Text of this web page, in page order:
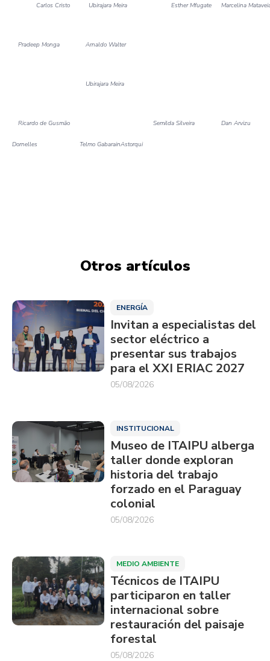
Carlos Cristo Ubirajara Meira Esther Mfugate Marcelina
Pradeep Monga Arnaldo Walter
Ubirajara Meira
Ricardo de Gusmão
Dornelles Telmo GabarainAstorqui
Semilda Silveira Dan Arvizu
Otros artículos
ENERGÍA
Invitan a especialistas del
sector eléctrico a
presentar sus trabajos
para el XXI ERIAC 2027
05/08/2026
INSTITUCIONAL
Museo de ITAIPU alberga
taller donde exploran
historia del trabajo
forzado en el Paraguay
colonial
05/08/2026
MEDIO AMBIENTE
Técnicos de ITAIPU
participaron en taller
internacional sobre
restauración del paisaje
forestal
05/08/2026